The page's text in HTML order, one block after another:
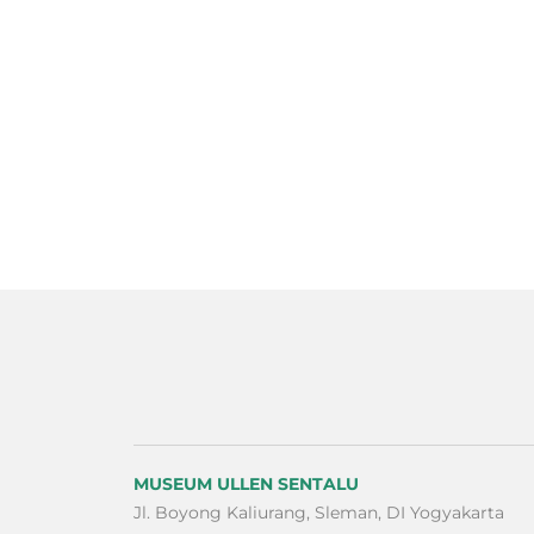
MUSEUM ULLEN SENTALU
Jl. Boyong Kaliurang, Sleman, DI Yogyakarta